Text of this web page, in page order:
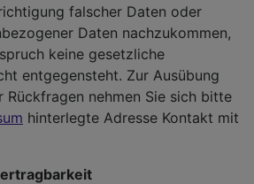
falscher Daten oder
Daten nachzukommen,
keine gesetzliche
entgegensteht. Zur Ausübung
Rückfragen nehmen Sie sich bitte
hinterlegte Adresse Kontakt mit